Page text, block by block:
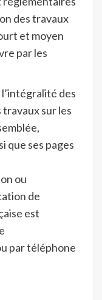
des travaux
et moyen
par les
des
sur les
que ses pages
ou
de
est
par téléphone